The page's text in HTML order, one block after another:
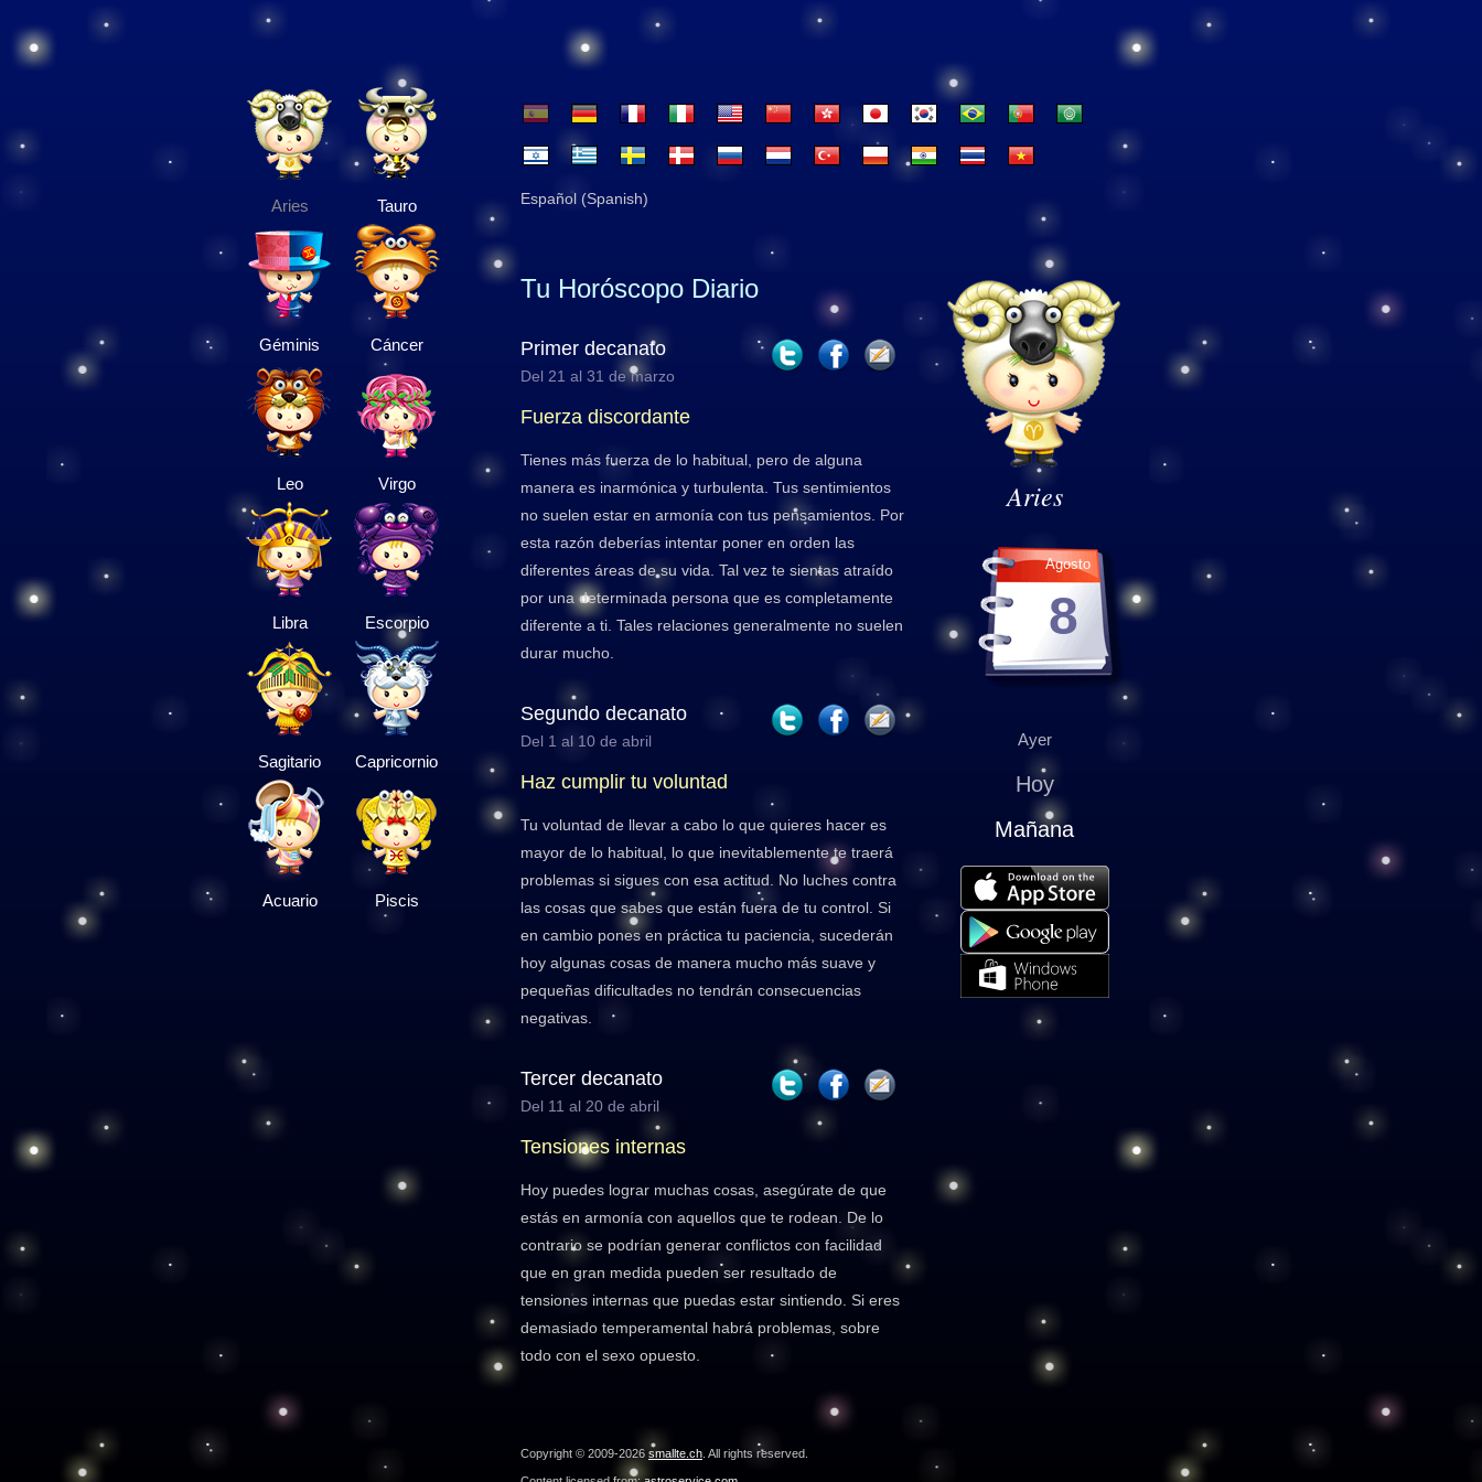
Aries Tauro
Géminis Cáncer
Leo Virgo
Libra Escorpio
Sagitario Capricornio
Acuario Piscis
Español (Spanish)
Aries
Agosto
8
Ayer
Hoy
Mañana
Tu Horóscopo Diario
Primer decanato
Del 21 al 31 de marzo
Fuerza discordante
Tienes más fuerza de lo habitual, pero de alguna
manera es inarmónica y turbulenta. Tus sentimientos
no suelen estar en armonía con tus pensamientos. Por
esta razón deberías intentar poner en orden las
diferentes áreas de su vida. Tal vez te sientas atraído
por una determinada persona que es completamente
diferente a ti. Tales relaciones generalmente no suelen
durar mucho.
Segundo decanato
Del 1 al 10 de abril
Haz cumplir tu voluntad
Tu voluntad de llevar a cabo lo que quieres hacer es
mayor de lo habitual, lo que inevitablemente te traerá
problemas si sigues con esa actitud. No luches contra
las cosas que sabes que están fuera de tu control. Si
en cambio pones en práctica tu paciencia, sucederán
hoy algunas cosas de manera mucho más suave y
pequeñas dificultades no tendrán consecuencias
negativas.
Tercer decanato
Del 11 al 20 de abril
Tensiones internas
Hoy puedes lograr muchas cosas, asegúrate de que
estás en armonía con aquellos que te rodean. De lo
contrario se podrían generar conflictos con facilidad
que en gran medida pueden ser resultado de
tensiones internas que puedas estar sintiendo. Si eres
demasiado temperamental habrá problemas, sobre
todo con el sexo opuesto.
Copyright © 2009-2026 smallte.ch . All rights reserved.